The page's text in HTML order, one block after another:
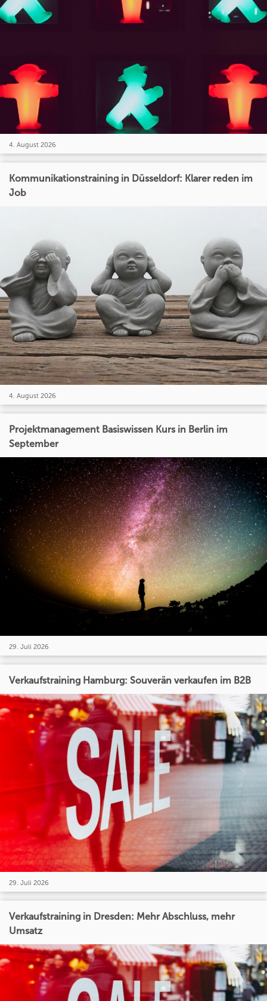
4. August 2026
Kommunikationstraining in Düsseldorf: Klarer reden im
Job
4. August 2026
Projektmanagement Basiswissen Kurs in Berlin im
September
29. Juli 2026
Verkaufstraining Hamburg: Souverän verkaufen im B2B
29. Juli 2026
Verkaufstraining in Dresden: Mehr Abschluss, mehr
Umsatz